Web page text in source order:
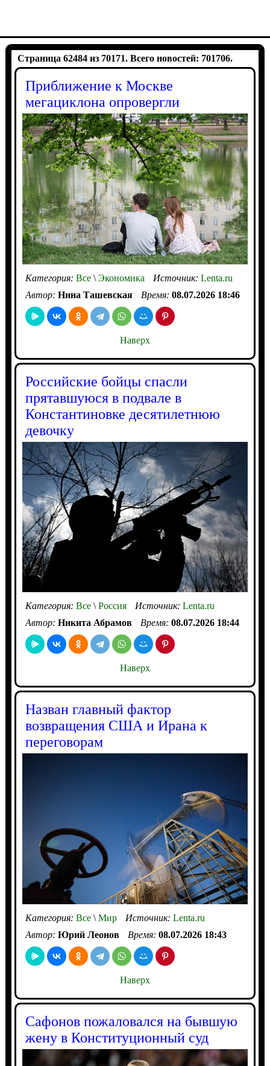
Страница 62484 из 70171. Всего новостей: 701706.
Приближение к Москве
мегациклона опровергли
Категория: Все\Экономика Источник: Lenta.ru
Автор: Нина Ташевская Время: 08.07.2026 18:46
Наверх
Российские бойцы спасли
прятавшуюся в подвале в
Константиновке десятилетнюю
девочку
Категория: Все\Россия Источник: Lenta.ru
Автор: Никита Абрамов Время: 08.07.2026 18:44
Наверх
Назван главный фактор
возвращения США и Ирана к
переговорам
Категория: Все\Мир Источник: Lenta.ru
Автор: Юрий Леонов Время: 08.07.2026 18:43
Наверх
Сафонов пожаловался на бывшую
жену в Конституционный суд